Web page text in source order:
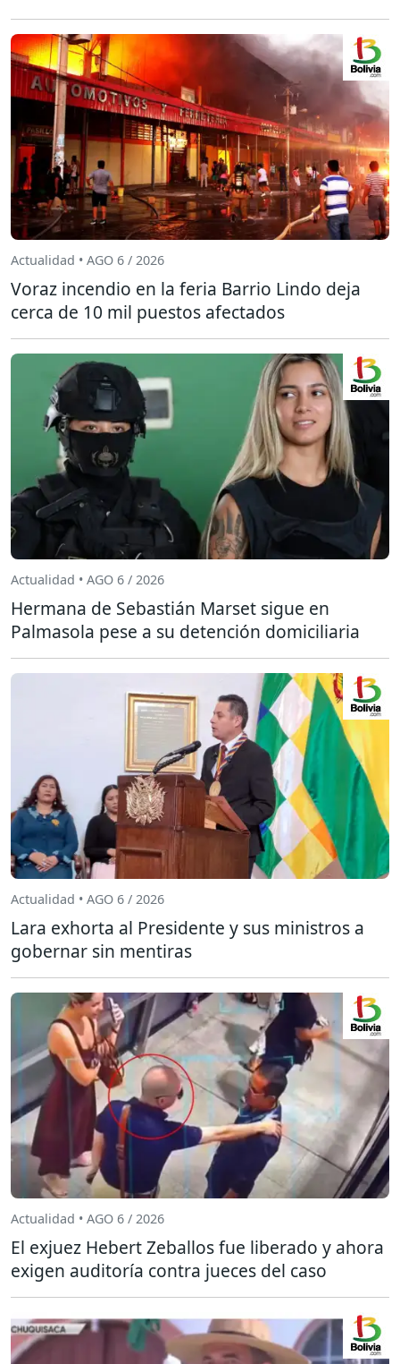
Actualidad • AGO 6 / 2026
Voraz incendio en la feria Barrio Lindo deja
cerca de 10 mil puestos afectados
Actualidad • AGO 6 / 2026
Hermana de Sebastián Marset sigue en
Palmasola pese a su detención domiciliaria
Actualidad • AGO 6 / 2026
Lara exhorta al Presidente y sus ministros a
gobernar sin mentiras
Actualidad • AGO 6 / 2026
El exjuez Hebert Zeballos fue liberado y ahora
exigen auditoría contra jueces del caso